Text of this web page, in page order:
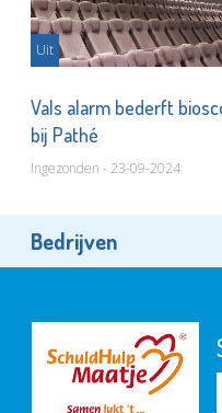
Uit
Vals alarm bederft
bij Pathé
Ingezonden - 23-09-2024
Bedrijven